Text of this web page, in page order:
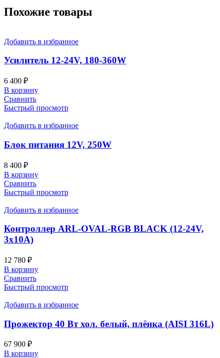
Похожие товары
Добавить в избранное
Усилитель 12-24V, 180-360W
6 400 ₽
В корзину
Сравнить
Быстрый просмотр
Добавить в избранное
Блок питания 12V, 250W
8 400 ₽
В корзину
Сравнить
Быстрый просмотр
Добавить в избранное
Контроллер ARL-OVAL-RGB BLACK (12-24V,
3x10A)
12 780 ₽
В корзину
Сравнить
Быстрый просмотр
Добавить в избранное
Прожектор 40 Вт хол. белый, плёнка (AISI 316L)
67 900 ₽
В корзину